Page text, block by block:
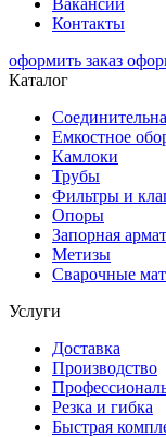
Контакты
оформить заказ
Каталог
Емкостное
Камлоки
Трубы
Фильтры и
Опоры
Запорная
Метизы
Сварочные
Услуги
Доставка
Производство
Резка и гибка
Быстрая